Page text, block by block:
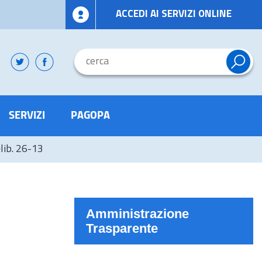
ACCEDI AI SERVIZI ONLINE
SERVIZI PAGOPA
26-13
Amministrazione
Trasparente